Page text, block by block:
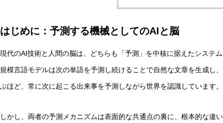
非意識的苦痛はどう測る?現象語彙に依存しないwelfare指
はじめに：予測する機械としてのAIと脳
現代のAI技術と人間の脳は、どちらも「予測」を中核に据えたシステ
規模言語モデルは次の単語を予測し続けることで自然な文章を生成し
ぶほど、常に次に起こる出来事を予測しながら世界を認識しています。
しかし、両者の予測メカニズムは表面的な共通点の裏に、根本的な違